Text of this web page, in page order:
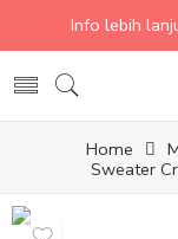
Info lebih
Home
Sweater